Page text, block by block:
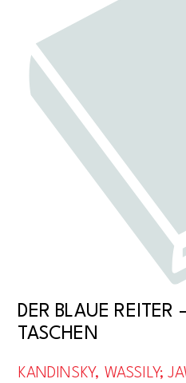
DER BLAUE REITER
TASCHEN
KANDINSKY, WASSILY;